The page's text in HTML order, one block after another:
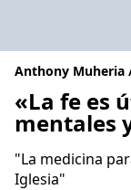
Anthony Muheria
«La fe es
mentales
"La medicina
Iglesia"